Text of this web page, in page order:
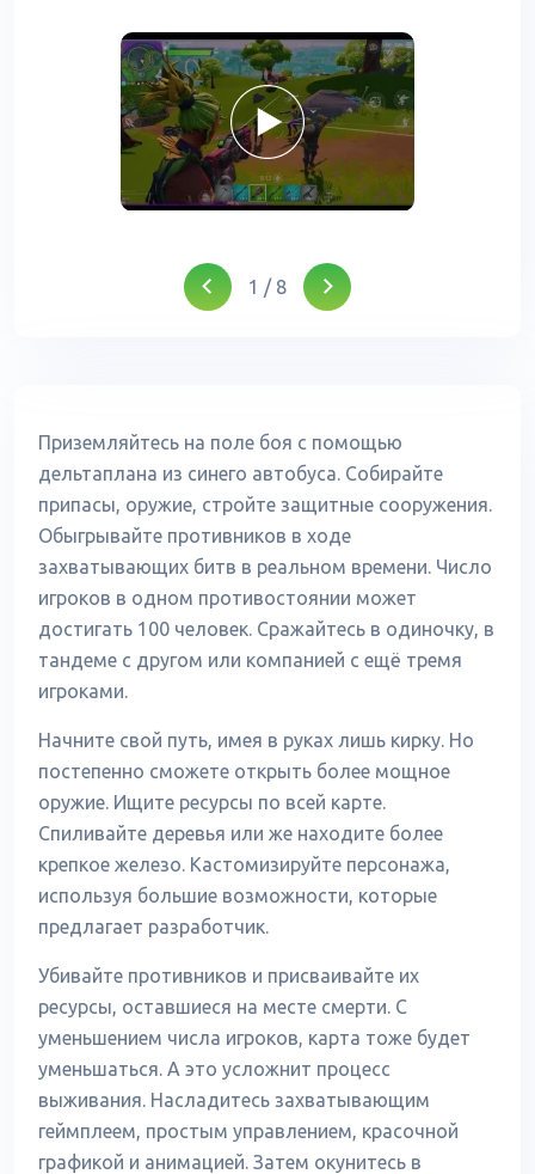
1 / 8
Приземляйтесь на поле боя с помощью
дельтаплана из синего автобуса. Собирайте
припасы, оружие, стройте защитные сооружения.
Обыгрывайте противников в ходе
захватывающих битв в реальном времени. Число
игроков в одном противостоянии может
достигать 100 человек. Сражайтесь в одиночку, в
тандеме с другом или компанией с ещё тремя
игроками.
Начните свой путь, имея в руках лишь кирку. Но
постепенно сможете открыть более мощное
оружие. Ищите ресурсы по всей карте.
Спиливайте деревья или же находите более
крепкое железо. Кастомизируйте персонажа,
используя большие возможности, которые
предлагает разработчик.
Убивайте противников и присваивайте их
ресурсы, оставшиеся на месте смерти. С
уменьшением числа игроков, карта тоже будет
уменьшаться. А это усложнит процесс
выживания. Насладитесь захватывающим
геймплеем, простым управлением, красочной
графикой и анимацией. Затем окунитесь в